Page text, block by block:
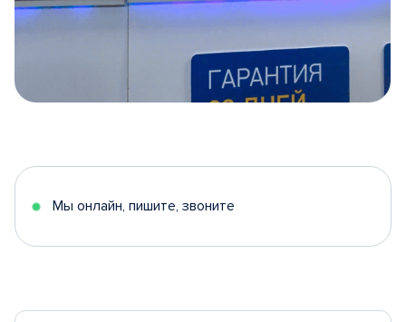
5
Мы онлайн, пишите, звоните